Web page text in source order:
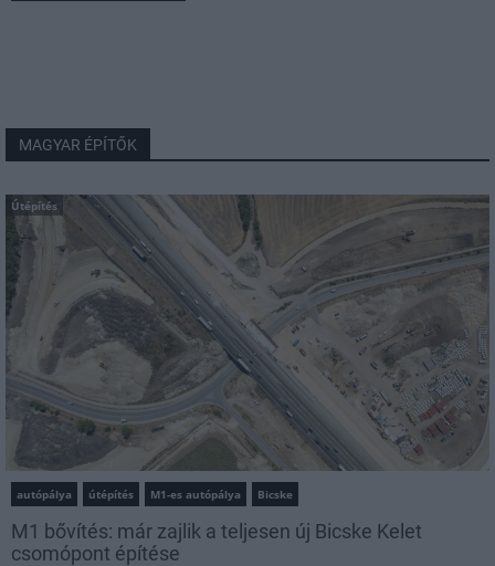
MAGYAR ÉPÍTŐK
Útépítés
autópálya útépítés M1-es autópálya Bicske
M1 bővítés: már zajlik a teljesen új Bicske Kelet
csomópont építése